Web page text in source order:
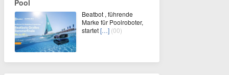
Pool
Beatbot , führende
Marke für Poolroboter,
startet[…] (00)